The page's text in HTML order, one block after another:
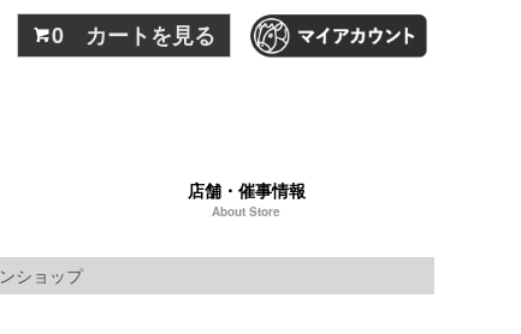
0 カートを見る
店舗・催事情報
About Store
ショップ